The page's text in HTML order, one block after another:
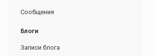
Сообщения
Блоги
Записи блога